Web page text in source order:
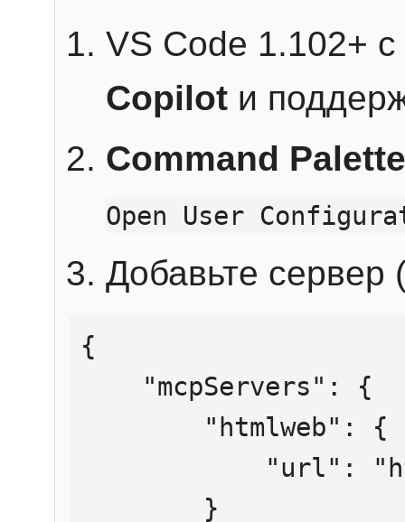
VS Code 1.102+
Copilot и
Command Palette
Open User
Добавьте сервер
{